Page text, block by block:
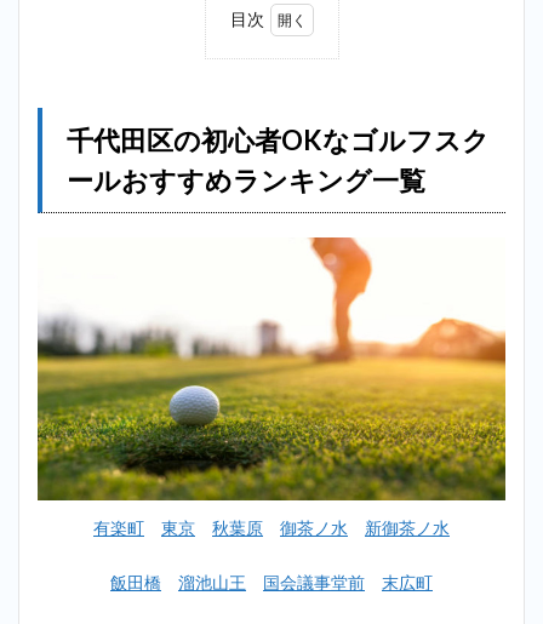
目次
心者
なゴ
キン
グ一
覧
2
【初心
者女性
OK】
ルフス
おすす
めラン
千代田区の初心者OKなゴルフスク
ールおすすめランキング一覧
有楽町 東京 秋葉原 御茶ノ水 新御茶ノ水
飯田橋 溜池山王 国会議事堂前 末広町